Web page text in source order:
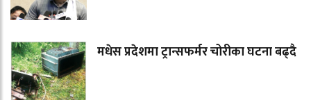
मधेस प्रदेशमा ट्रान्सफर्मर चोरीका घटना बढ्दै